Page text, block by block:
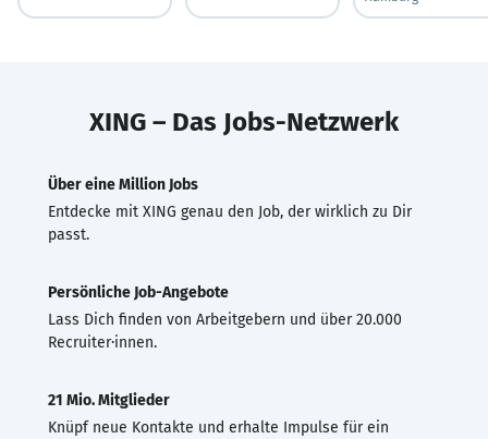
XING – Das Jobs-Netzwerk
Über eine Million Jobs
Entdecke mit XING genau den Job, der wirklich zu Dir
passt.
Persönliche Job-Angebote
Lass Dich finden von Arbeitgebern und über 20.000
Recruiter·innen.
21 Mio. Mitglieder
Knüpf neue Kontakte und erhalte Impulse für ein